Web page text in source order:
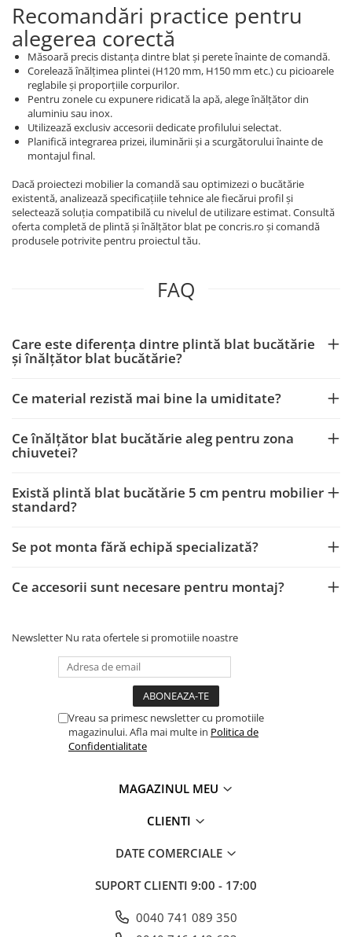
Recomandări practice pentru
alegerea corectă
Măsoară precis distanța dintre blat și perete înainte de comandă.
Corelează înălțimea plintei (H120 mm, H150 mm etc.) cu picioarele
reglabile și proporțiile corpurilor.
Pentru zonele cu expunere ridicată la apă, alege înălțător din
aluminiu sau inox.
Utilizează exclusiv accesorii dedicate profilului selectat.
Planifică integrarea prizei, iluminării și a scurgătorului înainte de
montajul final.
Dacă proiectezi mobilier la comandă sau optimizezi o bucătărie
existentă, analizează specificațiile tehnice ale fiecărui profil și
selectează soluția compatibilă cu nivelul de utilizare estimat. Consultă
oferta completă de plintă și înălțător blat pe concris.ro și comandă
produsele potrivite pentru proiectul tău.
FAQ
Care este diferența dintre plintă blat bucătărie
și înălțător blat bucătărie?
Ce material rezistă mai bine la umiditate?
Ce înălțător blat bucătărie aleg pentru zona
chiuvetei?
Există plintă blat bucătărie 5 cm pentru mobilier
standard?
Se pot monta fără echipă specializată?
Ce accesorii sunt necesare pentru montaj?
Newsletter Nu rata ofertele si promotiile noastre
Vreau sa primesc newsletter cu promotiile
magazinului. Afla mai multe in Politica de
Confidentialitate
MAGAZINUL MEU
CLIENTI
DATE COMERCIALE
SUPORT CLIENTI 9:00 - 17:00
0040 741 089 350